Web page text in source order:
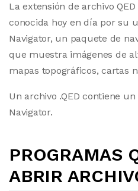
La extensión de archivo
conocida hoy en día por su
Navigator, un paquete de
que muestra imágenes de
mapas topográficos, cartas
Un archivo .QED contiene
Navigator.
PROGRAMAS
ABRIR